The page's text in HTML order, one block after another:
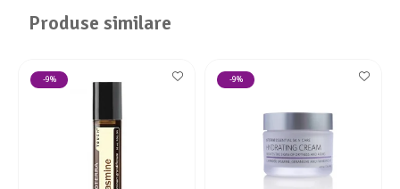
Produse similare
-9% -9%